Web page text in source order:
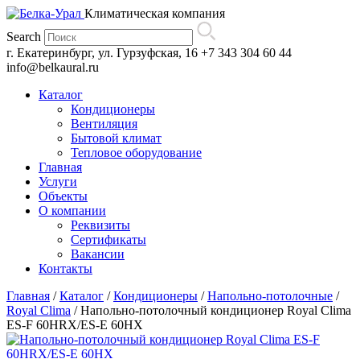
Климатическая компания
Search
г. Екатеринбург, ул. Гурзуфская, 16 +7 343 304 60 44
info@belkaural.ru
Каталог
Кондиционеры
Вентиляция
Бытовой климат
Тепловое оборудование
Главная
Услуги
Объекты
О компании
Реквизиты
Сертификаты
Вакансии
Контакты
Главная /Каталог /Кондиционеры /Напольно-потолочные /
Royal Clima /Напольно-потолочный кондиционер Royal Clima
ES-F 60HRX/ES-E 60HX